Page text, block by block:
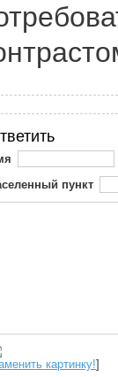
пункт
картинку!]